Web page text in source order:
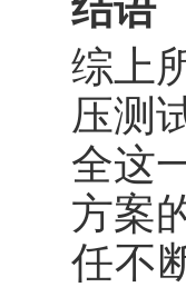
综上
压测
全这
方案
任不